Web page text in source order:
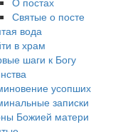
Святые о посте
вода
в храм
шаги к Богу
усопших
записки
Божией матери